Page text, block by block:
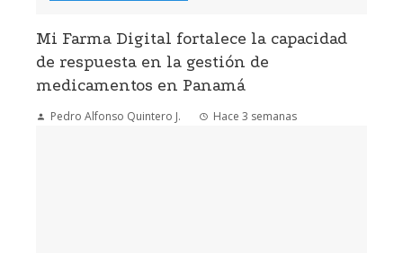
Mi Farma Digital fortalece la capacidad
de respuesta en la gestión de
medicamentos en Panamá
Pedro Alfonso Quintero J. Hace 3 semanas